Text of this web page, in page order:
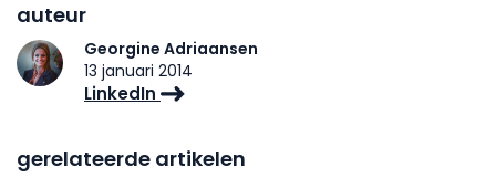
auteur
Georgine Adriaansen
13 januari 2014
LinkedIn
gerelateerde artikelen